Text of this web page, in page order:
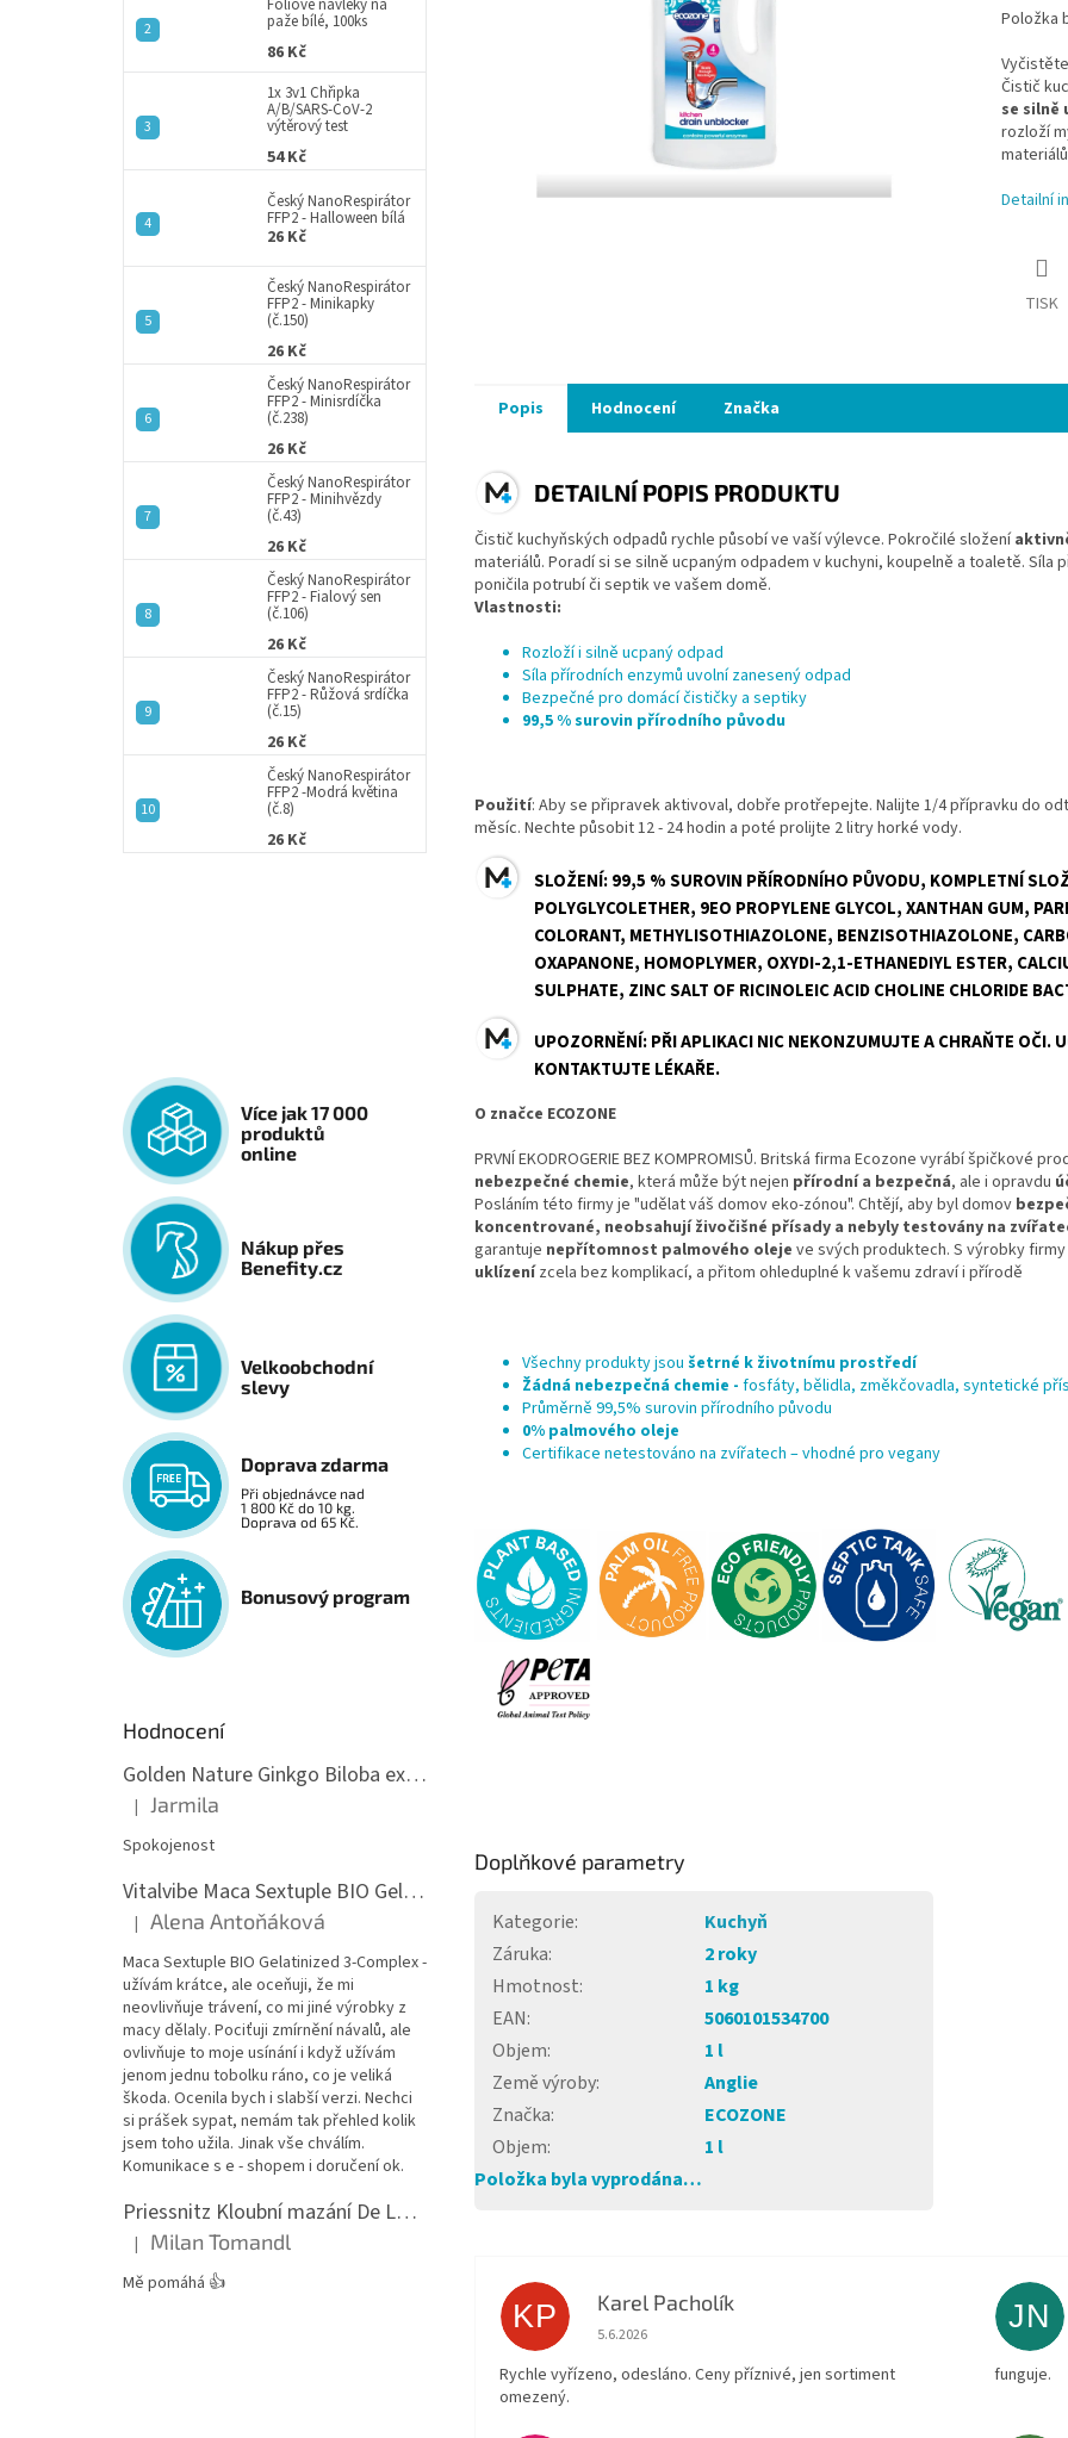
paže bílé, 100ks
86 Kč
1x 3v1 Chřipka
A/B/SARS-CoV-2
výtěrový test
54 Kč
Český NanoRespirátor
FFP2 - Halloween bílá
26 Kč
Český NanoRespirátor
FFP2 - Minikapky
(č.150)
26 Kč
Český NanoRespirátor
FFP2 - Minisrdíčka
(č.238)
26 Kč
Český NanoRespirátor
FFP2 - Minihvězdy
(č.43)
26 Kč
Český NanoRespirátor
FFP2 - Fialový sen
(č.106)
26 Kč
Český NanoRespirátor
FFP2 - Růžová srdíčka
(č.15)
26 Kč
Český NanoRespirátor
FFP2 -Modrá květina
(č.8)
26 Kč
Více jak 17 000
produktů
online
Nákup přes
Benefity.cz
Velkoobchodní
slevy
Doprava zdarma
Při objednávce nad
1 800 Kč do 10 kg.
Doprava od 65 Kč.
Bonusový program
Hodnocení
Golden Nature Ginkgo Biloba extrakt 50:1 60mg, 100 kapslí
Hodnocení produktu je 5 z 5 hvězdiček.
| Jarmila
Spokojenost
Vitalvibe Maca Sextuple BIO Gelatinized 3-Complex, 60 kapslí
Hodnocení produktu je 5 z 5 hvězdiček.
| Alena Antoňáková
Maca Sextuple BIO Gelatinized 3-Complex -
užívám krátce, ale oceňuji, že mi
neovlivňuje trávení, co mi jiné výrobky z
macy dělaly. Pociťuji zmírnění návalů, ale
ovlivňuje to moje usínání i když užívám
jenom jednu tobolku ráno, co je veliká
škoda. Ocenila bych i slabší verzi. Nechci
si prášek sypat, nemám tak přehled kolik
jsem toho užila. Jinak vše chválím.
Komunikace s e - shopem i doručení ok.
Priessnitz Kloubní mazání De Luxe, 200ml
Hodnocení produktu je 5 z 5 hvězdiček.
| Milan Tomandl
Mě pomáhá 👍
Položka
Čistič
se silně
rozloží
Detailní
TISK
Popis Hodnocení Značka
DETAILNÍ POPIS PRODUKTU
Čistič kuchyňských odpadů rychle působí ve vaší výlevce. Pokročilé složení
materiálů. Poradí si se silně ucpaným odpadem v kuchyni, koupelně a toaletě.
poničila potrubí či septik ve vašem domě.
Vlastnosti:
Rozloží i silně ucpaný odpad
Síla přírodních enzymů uvolní zanesený odpad
Bezpečné pro domácí čističky a septiky
99,5 % surovin přírodního původu
Použití: Aby se připravek aktivoval, dobře protřepejte. Nalijte 1/4 přípravku do
měsíc. Nechte působit 12 - 24 hodin a poté prolijte 2 litry horké vody.
SLOŽENÍ:99,5 % SUROVIN PŘÍRODNÍHO PŮVODU, KOMPLETNÍ
POLYGLYCOLETHER, 9EO PROPYLENE GLYCOL, XANTHAN GUM,
COLORANT, METHYLISOTHIAZOLONE, BENZISOTHIAZOLONE,
OXAPANONE, HOMOPLYMER, OXYDI-2,1-ETHANEDIYL ESTER,
SULPHATE, ZINC SALT OF RICINOLEIC ACID CHOLINE CHLORIDE
UPOZORNĚNÍ: PŘI APLIKACI NIC NEKONZUMUJTE A CHRAŇTE OČI.
KONTAKTUJTE LÉKAŘE.
O značce ECOZONE
PRVNÍ EKODROGERIE BEZ KOMPROMISŮ. Britská firma Ecozone vyrábí špičkové
nebezpečné chemie, která může být nejen přírodní a bezpečná, ale i opravdu
Posláním této firmy je "udělat váš domov eko-zónou". Chtějí, aby byl domov
koncentrované, neobsahují živočišné přísady a nebyly testovány na
garantuje nepřítomnost palmového oleje ve svých produktech. S výrobky
uklízenízcela bez komplikací, a přitom ohleduplné k vašemu zdraví i přírodě
Všechny produkty jsou šetrné k životnímu prostředí
Žádná nebezpečná chemie - fosfáty, bělidla, změkčovadla, syntetické
Průměrně 99,5% surovin přírodního původu
0% palmového oleje
Certifikace netestováno na zvířatech – vhodné pro vegany
Doplňkové parametry
Kategorie:
Kuchyň
Záruka:
2 roky
Hmotnost:
1 kg
EAN:
5060101534700
Objem:
1 l
Země výroby:
Anglie
Značka:
ECOZONE
Objem:
1 l
Položka byla vyprodána…
KP Karel Pacholík
Hodnocení obchodu je 4 z 5 hvězdiček.
5.6.2026
Rychle vyřízeno, odesláno. Ceny příznivé, jen sortiment
omezený.
JN
funguje.